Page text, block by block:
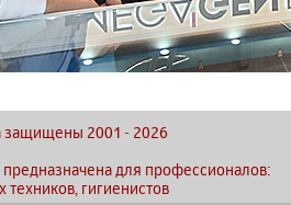
защищены 2001 - 2026
для профессионалов:
техников, гигиенистов